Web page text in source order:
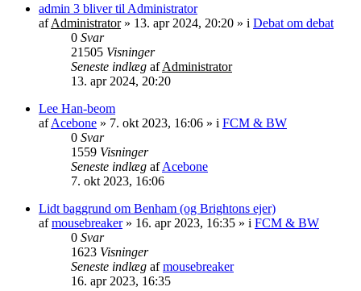
admin 3 bliver til Administrator
afAdministrator» 13. apr 2024, 20:20 » i Debat om debat
0 Svar
21505 Visninger
Seneste indlæg afAdministrator
13. apr 2024, 20:20
Lee Han-beom
afAcebone » 7. okt 2023, 16:06 » i FCM & BW
0 Svar
1559 Visninger
Seneste indlæg afAcebone
7. okt 2023, 16:06
Lidt baggrund om Benham (og Brightons ejer)
afmousebreaker» 16. apr 2023, 16:35 » i FCM & BW
0 Svar
1623 Visninger
Seneste indlæg afmousebreaker
16. apr 2023, 16:35